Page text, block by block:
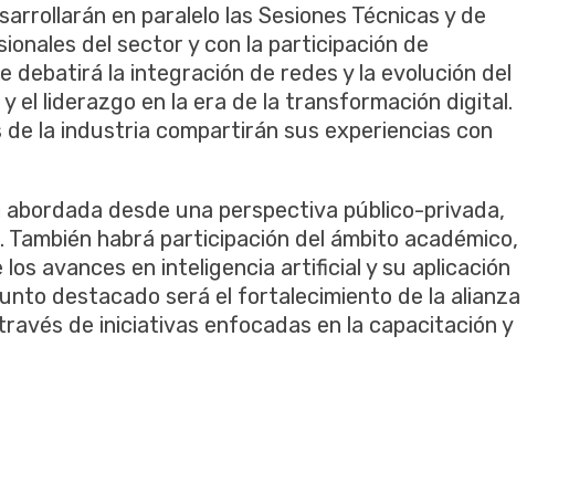
en paralelo las Sesiones Técnicas y de
del sector y con la participación de
debatirá la integración de redes y la evolución del
el liderazgo en la era de la transformación digital.
la industria compartirán sus experiencias con
desde una perspectiva público-privada,
habrá participación del ámbito académico,
avances en inteligencia artificial y su aplicación
destacado será el fortalecimiento de la alianza
de iniciativas enfocadas en la capacitación y